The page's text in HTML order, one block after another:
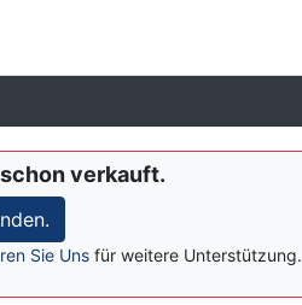
verkauft.
Sie Uns für weitere Unterstützung.